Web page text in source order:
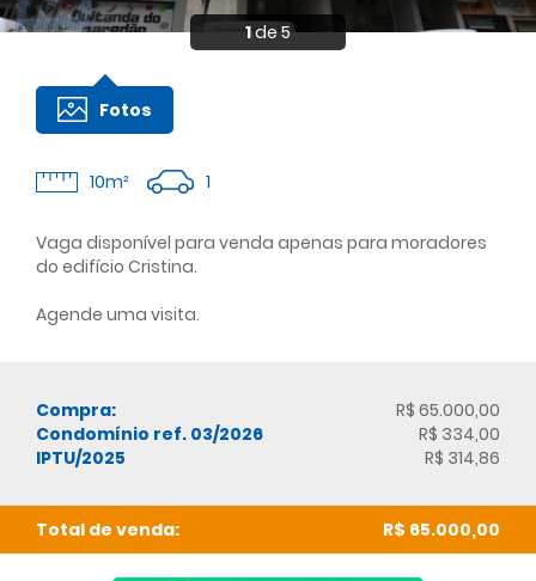
1de 5
Fotos
10m² 1
Vaga disponível para venda apenas para moradores
do edifício Cristina.
Agende uma visita.
Compra:
R$ 65.000,00
Condomínio ref. 03/2026
R$ 334,00
IPTU/2025
R$ 314,86
Total de venda: R$ 65.000,00